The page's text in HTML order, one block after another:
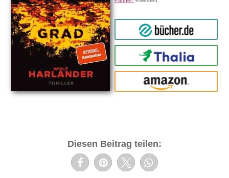
bücher.de
Thalia
amazon
Diesen Beitrag teilen: